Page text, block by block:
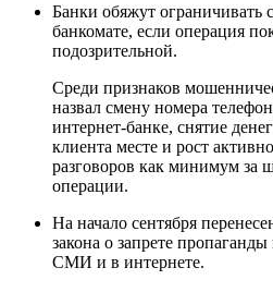
Банки обяжут ограничивать
банкомате, если операция
подозрительной.
Среди признаков
назвал смену номера
интернет-банке, снятие
клиента месте и рост
разговоров как минимум за
операции.
На начало сентября
закона о запрете
СМИ и в интернете.